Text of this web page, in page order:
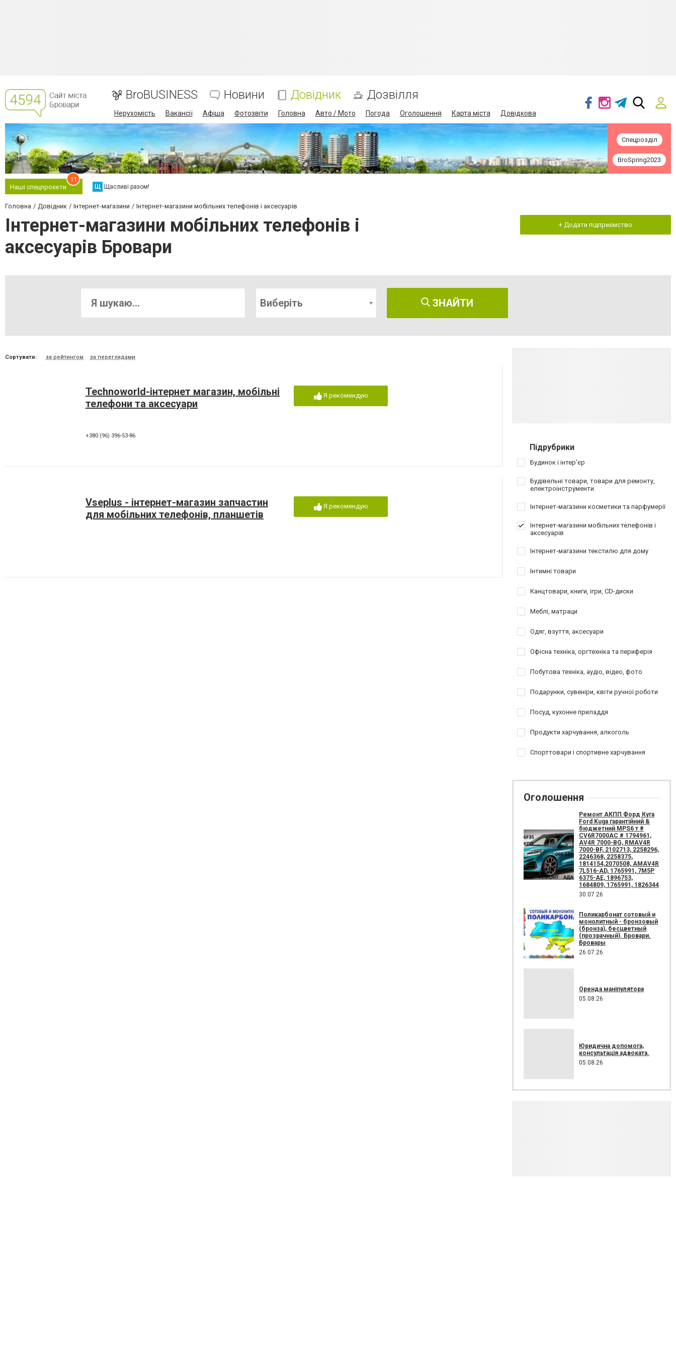
BroBUSINESS Новини Довідник Дозвілля
Нерухомість Вакансії Афіша Фотозвіти Головна Авто / Мото Погода Оголошення Карта міста Довідкова
Спецрозділ
BroSpring2023
Наші спецпроєкти
11
Щ Щасливі разом!
Головна Довідник Інтернет-магазини Інтернет-магазини мобільних телефонів і аксесуарів
Інтернет-магазини мобільних телефонів і
аксесуарів Бровари
+ Додати підприємство
Виберіть ЗНАЙТИ
Сортувати: за рейтингом за переглядами
Technoworld-інтернет магазин, мобільні
телефони та аксесуари
+380 (96) 396-53-86
Я рекомендую
Vseplus - інтернет-магазин запчастин
для мобільних телефонів, планшетів
Я рекомендую
Підрубрики
Будинок і інтер'єр
Будівельні товари, товари для ремонту,
електроінструменти
Інтернет-магазини косметики та парфумерії
Інтернет-магазини мобільних телефонів і
аксесуарів
Інтернет-магазини текстилю для дому
Інтимні товари
Канцтовари, книги, ігри, CD-диски
Меблі, матраци
Одяг, взуття, аксесуари
Офісна техніка, оргтехніка та периферія
Побутова техніка, аудіо, відео, фото
Подарунки, сувеніри, квіти ручної роботи
Посуд, кухонне приладдя
Продукти харчування, алкоголь
Спорттовари і спортивне харчування
Оголошення
Ремонт АКПП Форд Куга
Ford Kuga гарантійний &
бюджетний MPS6 т #
CV6R7000AC # 1794961,
AV4R 7000-BG, RMAV4R
7000-BF, 2102713, 2258296,
2246368, 2258375,
1814154,2070508, AMAV4R
7L516-AD, 1765991, 7M5P
6375-AE, 1896753,
1684809, 1765991, 1826344
30.07.26
Поликарбонат сотовый и
монолитный - бронзовый
(бронза), бесцветный
(прозрачный). Бровари.
Бровары
26.07.26
Оренда маніпулятора
05.08.26
Юридична допомога,
консультація адвоката.
05.08.26